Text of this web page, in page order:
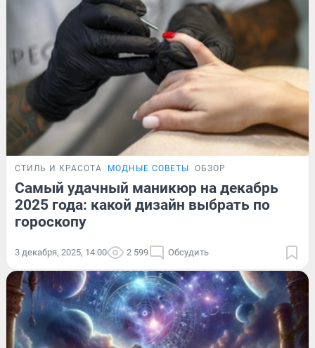
СТИЛЬ И КРАСОТА МОДНЫЕ СОВЕТЫ ОБЗОР
Самый удачный маникюр на декабрь
2025 года: какой дизайн выбрать по
гороскопу
3 декабря, 2025, 14:00 2 599 Обсудить